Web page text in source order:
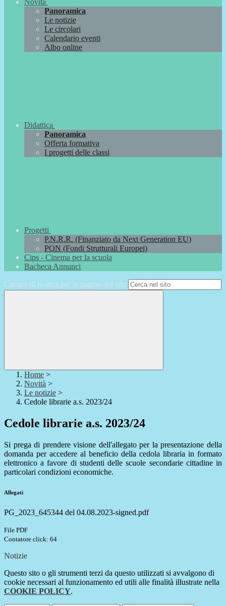
Novità
Panoramica
Le notizie
Le circolari
Calendario eventi
Albo online
Didattica
Panoramica
Offerta formativa
I progetti delle classi
Progetti
P.N.R.R. (Finanziato da Next Generation EU)
PON (Fondi Strutturali Europei)
Cips - Cinema per la scuola
Bacheca Annunci
Campo di ricerca per le pagine del sito
Home >
Novità >
Le notizie >
Cedole librarie a.s. 2023/24
Cedole librarie a.s. 2023/24
Si prega di prendere visione dell'allegato per la presentazione della
domanda per accedere al beneficio della cedola libraria in formato
elettronico a favore di studenti delle scuole secondarie cittadine in
particolari condizioni economiche.
Allegati
PG_2023_645344 del 04.08.2023-signed.pdf
File PDF
Contatore click: 64
Notizie
Questo sito o gli strumenti terzi da questo utilizzati si avvalgono di
cookie necessari al funzionamento ed utili alle finalità illustrate nella
COOKIE POLICY.